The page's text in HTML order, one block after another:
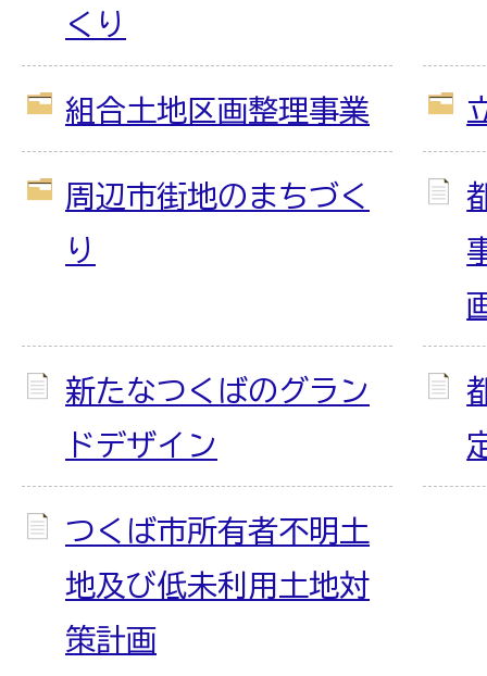
くり
組合土地区画整理事業
周辺市街地のまちづく
り
新たなつくばのグラン
ドデザイン
つくば市所有者不明土
地及び低未利用土地対
策計画